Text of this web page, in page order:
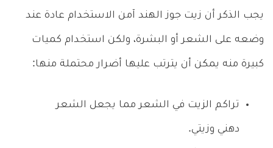
يجب الذكر أن زيت جوز الهند آمن الاستخدام عادة عند
وضعه على الشعر أو البشرة، ولكن استخدام كميات
كبيرة منه يمكن أن يترتب عليها أضرار محتملة منها:
تراكم الزيت في الشعر مما يجعل الشعر
دهني وزيتي.